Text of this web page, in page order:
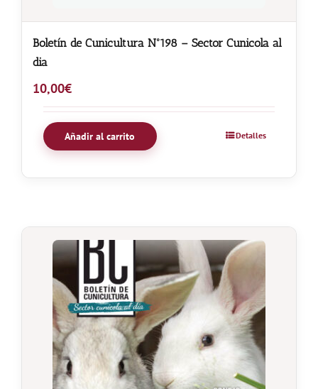
Boletín de Cunicultura Nº198 – Sector Cunicola al
dia
10,00€
Añadir al carrito Detalles